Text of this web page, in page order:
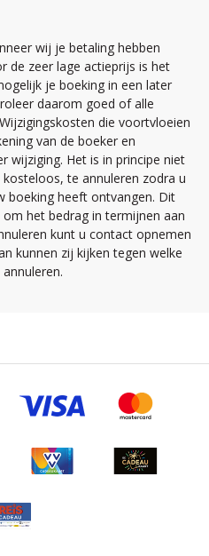
wij je betaling hebben
de zeer lage actieprijs is het
je boeking in een later
daarom goed of alle
die voortvloeien
van de boeker en
wijziging. Het is in principe niet
te annuleren zodra u
boeking heeft ontvangen. Dit
het bedrag in termijnen aan
kunt u contact opnemen
kunnen zij kijken tegen welke